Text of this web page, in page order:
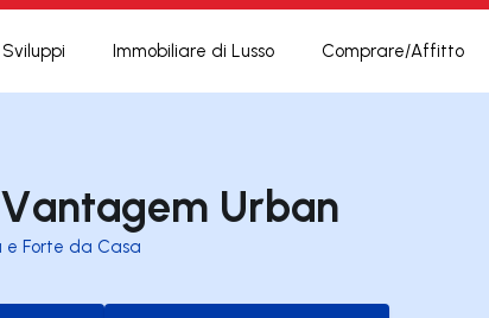
Sviluppi Immobiliare di Lusso Comprare/Affitto
Urban
e Forte da Casa